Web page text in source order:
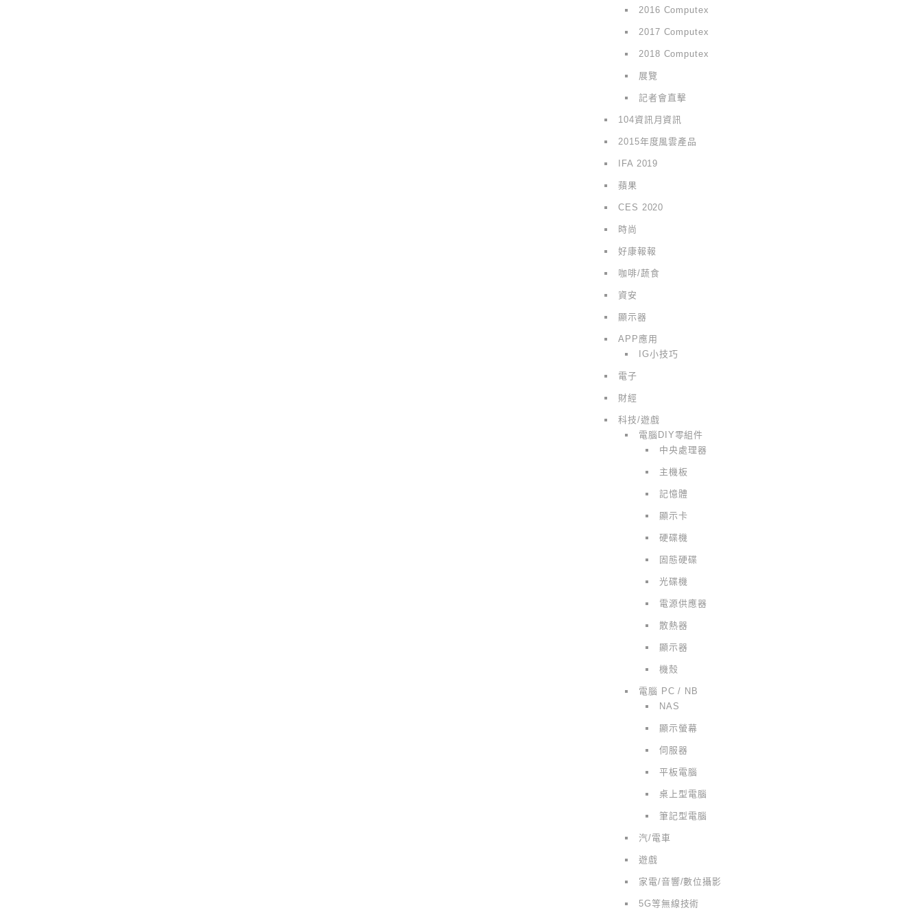
2016 Computex
2017 Computex
2018 Computex
展覽
記者會直擊
104資訊月資訊
2015年度風雲產品
IFA 2019
蘋果
CES 2020
時尚
好康報報
咖啡/蔬食
資安
顯示器
APP應用
IG小技巧
電子
財經
科技/遊戲
電腦DIY零組件
中央處理器
主機板
記憶體
顯示卡
硬碟機
固態硬碟
光碟機
電源供應器
散熱器
顯示器
機殼
電腦 PC / NB
NAS
顯示螢幕
伺服器
平板電腦
桌上型電腦
筆記型電腦
汽/電車
遊戲
家電/音響/數位攝影
5G等無線技術